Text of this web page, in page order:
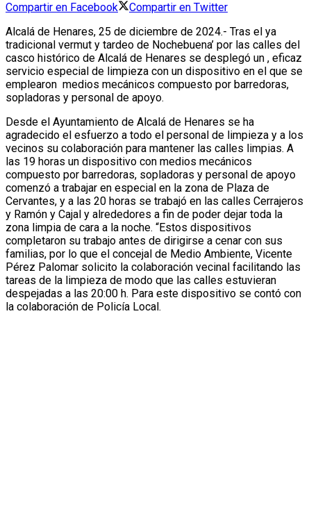
Compartir en Facebook
Compartir en Twitter
Alcalá de Henares, 25 de diciembre de 2024.- Tras el ya
tradicional vermut y tardeo de Nochebuena’ por las calles del
casco histórico de Alcalá de Henares se desplegó un , eficaz
servicio especial de limpieza con un dispositivo en el que se
emplearon medios mecánicos compuesto por barredoras,
sopladoras y personal de apoyo.
Desde el Ayuntamiento de Alcalá de Henares se ha
agradecido el esfuerzo a todo el personal de limpieza y a los
vecinos su colaboración para mantener las calles limpias. A
las 19 horas un dispositivo con medios mecánicos
compuesto por barredoras, sopladoras y personal de apoyo
comenzó a trabajar en especial en la zona de Plaza de
Cervantes, y a las 20 horas se trabajó en las calles Cerrajeros
y Ramón y Cajal y alrededores a fin de poder dejar toda la
zona limpia de cara a la noche. “Estos dispositivos
completaron su trabajo antes de dirigirse a cenar con sus
familias, por lo que el concejal de Medio Ambiente, Vicente
Pérez Palomar solicito la colaboración vecinal facilitando las
tareas de la limpieza de modo que las calles estuvieran
despejadas a las 20:00 h. Para este dispositivo se contó con
la colaboración de Policía Local.